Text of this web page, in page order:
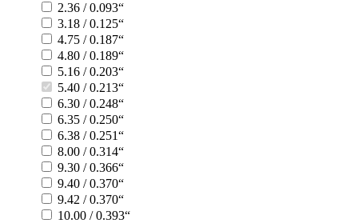
2.36 / 0.093“
3.18 / 0.125“
4.75 / 0.187“
4.80 / 0.189“
5.16 / 0.203“
5.40 / 0.213“
6.30 / 0.248“
6.35 / 0.250“
6.38 / 0.251“
8.00 / 0.314“
9.30 / 0.366“
9.40 / 0.370“
9.42 / 0.370“
10.00 / 0.393“